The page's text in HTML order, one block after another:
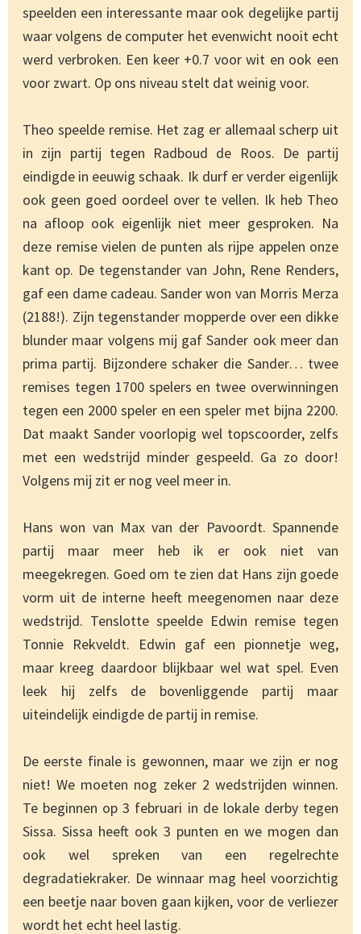
speelden een interessante maar ook degelijke partij
waar volgens de computer het evenwicht nooit echt
werd verbroken. Een keer +0.7 voor wit en ook een
voor zwart. Op ons niveau stelt dat weinig voor.
Theo speelde remise. Het zag er allemaal scherp uit
in zijn partij tegen Radboud de Roos. De partij
eindigde in eeuwig schaak. Ik durf er verder eigenlijk
ook geen goed oordeel over te vellen. Ik heb Theo
na afloop ook eigenlijk niet meer gesproken. Na
deze remise vielen de punten als rijpe appelen onze
kant op. De tegenstander van John, Rene Renders,
gaf een dame cadeau. Sander won van Morris Merza
(2188!). Zijn tegenstander mopperde over een dikke
blunder maar volgens mij gaf Sander ook meer dan
prima partij. Bijzondere schaker die Sander… twee
remises tegen 1700 spelers en twee overwinningen
tegen een 2000 speler en een speler met bijna 2200.
Dat maakt Sander voorlopig wel topscoorder, zelfs
met een wedstrijd minder gespeeld. Ga zo door!
Volgens mij zit er nog veel meer in.
Hans won van Max van der Pavoordt. Spannende
partij maar meer heb ik er ook niet van
meegekregen. Goed om te zien dat Hans zijn goede
vorm uit de interne heeft meegenomen naar deze
wedstrijd. Tenslotte speelde Edwin remise tegen
Tonnie Rekveldt. Edwin gaf een pionnetje weg,
maar kreeg daardoor blijkbaar wel wat spel. Even
leek hij zelfs de bovenliggende partij maar
uiteindelijk eindigde de partij in remise.
De eerste finale is gewonnen, maar we zijn er nog
niet! We moeten nog zeker 2 wedstrijden winnen.
Te beginnen op 3 februari in de lokale derby tegen
Sissa. Sissa heeft ook 3 punten en we mogen dan
ook wel spreken van een regelrechte
degradatiekraker. De winnaar mag heel voorzichtig
een beetje naar boven gaan kijken, voor de verliezer
wordt het echt heel lastig.